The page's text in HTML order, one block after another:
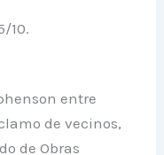
10.
entre
de vecinos,
de Obras